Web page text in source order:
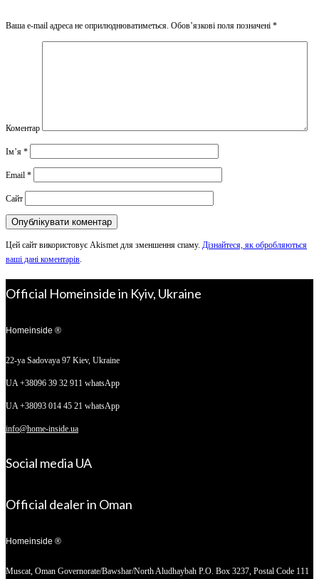
Ваша e-mail адреса не оприлюднюватиметься. Обов’язкові поля позначені *
Коментар
Ім’я *
Email *
Сайт
Цей сайт використовує Akismet для зменшення спаму. Дізнайтеся, як обробляються
ваші дані коментарів.
Official Homeinside in Kyiv, Ukraine
Homeinside ®
22-ya Sadovaya 97 Kiev, Ukraine
UA +38096 39 32 911 whatsApp
UA +38093 014 45 21 whatsApp
info@home-inside.ua
Social media UA
Official dealer in Oman
Homeinside ®
Muscat, Oman Governorate/Bawshar/North Aludhaybah P.O. Box 3237, Postal Code 111